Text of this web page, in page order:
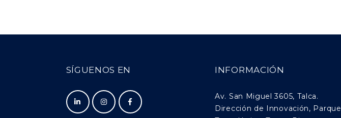
SÍGUENOS EN INFORMACIÓN
Av. San Miguel 3605, Talca.
Dirección de Innovación, Parque